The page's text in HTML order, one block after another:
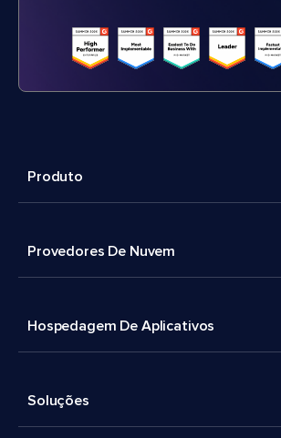
Produto
Provedores De Nuvem
Hospedagem De Aplicativos
Soluções